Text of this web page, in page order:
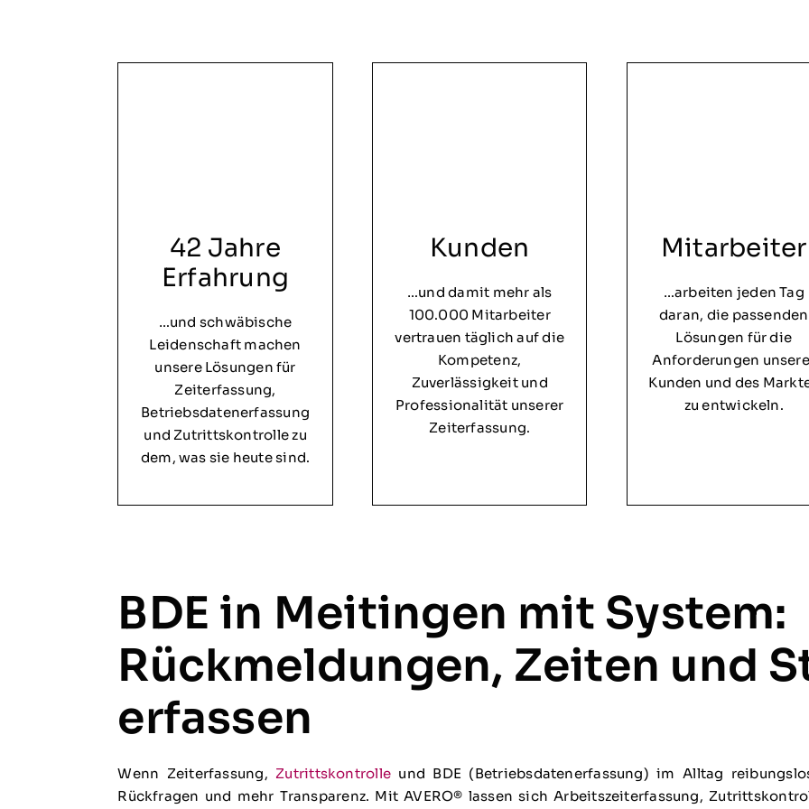
42 Jahre
Erfahrung
…und schwäbische
Leidenschaft machen
unsere Lösungen für
Zeiterfassung,
Betriebsdatenerfassung
und Zutrittskontrolle zu
dem, was sie heute sind.
Kunden
…und damit mehr als
100.000 Mitarbeiter
vertrauen täglich auf die
Kompetenz,
Zuverlässigkeit und
Professionalität unserer
Zeiterfassung.
Mitarbeiter
…arbeiten jeden Tag
daran, die passenden
Lösungen für die
Anforderungen
Kunden und des
zu entwickeln.
BDE in Meitingen mit System:
Rückmeldungen, Zeiten und
erfassen
Wenn Zeiterfassung, Zutrittskontrolle und BDE (Betriebsdatenerfassung) im Alltag
Rückfragen und mehr Transparenz. Mit AVERO® lassen sich Arbeitszeiterfassung,